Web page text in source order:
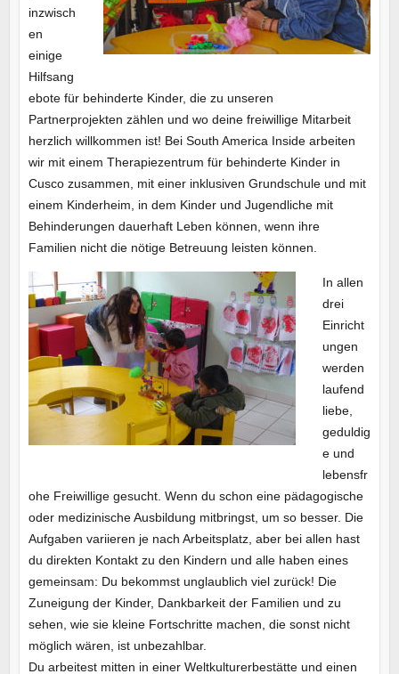
inzwisch
en
einige
Hilfsang
ebote für behinderte Kinder, die zu unseren
Partnerprojekten zählen und wo deine freiwillige Mitarbeit
herzlich willkommen ist! Bei South America Inside arbeiten
wir mit einem Therapiezentrum für behinderte Kinder in
Cusco zusammen, mit einer inklusiven Grundschule und mit
einem Kinderheim, in dem Kinder und Jugendliche mit
Behinderungen dauerhaft Leben können, wenn ihre
Familien nicht die nötige Betreuung leisten können.
In allen
drei
Einricht
ungen
werden
laufend
liebe,
geduldig
e und
lebensfr
ohe Freiwillige gesucht. Wenn du schon eine pädagogische
oder medizinische Ausbildung mitbringst, um so besser. Die
Aufgaben variieren je nach Arbeitsplatz, aber bei allen hast
du direkten Kontakt zu den Kindern und alle haben eines
gemeinsam: Du bekommst unglaublich viel zurück! Die
Zuneigung der Kinder, Dankbarkeit der Familien und zu
sehen, wie sie kleine Fortschritte machen, die sonst nicht
möglich wären, ist unbezahlbar.
Du arbeitest mitten in einer Weltkulturerbestätte und einen